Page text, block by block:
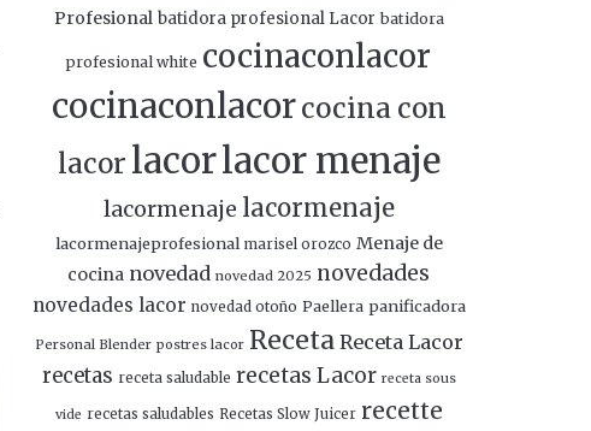
Profesional batidora profesional Lacor batidora
profesional white cocinaconlacor
cocinaconlacorcocina con
lacor lacorlacor menaje
lacormenaje lacormenaje
lacormenajeprofesional marisel orozco Menaje de
cocina novedad novedad 2025 novedades
novedades lacor novedad otoño Paellera panificadora
Personal Blender postres lacor Receta Receta Lacor
recetas receta saludable recetas Lacor receta sous
vide recetas saludables Recetas Slow Juicer recette